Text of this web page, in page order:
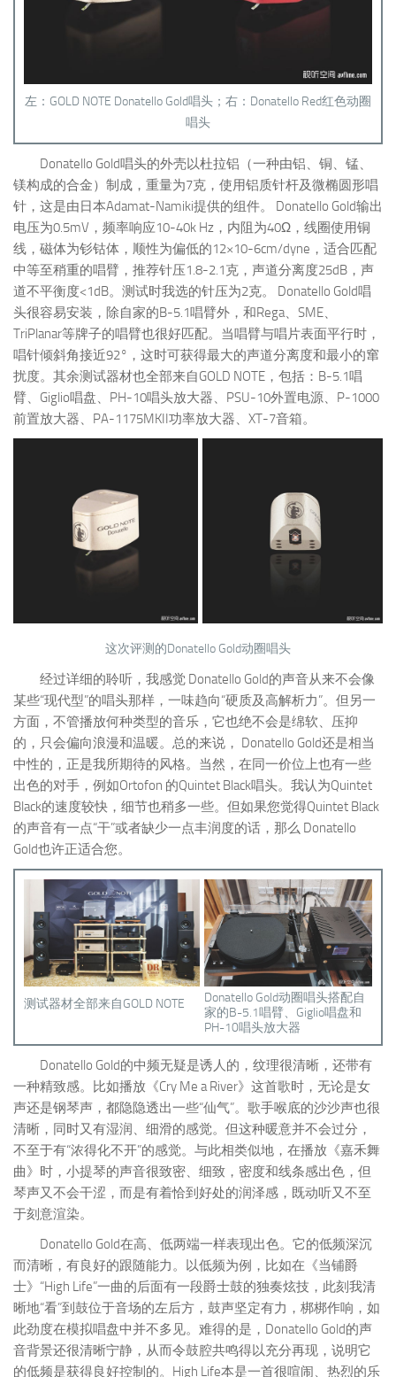
左：GOLD NOTE Donatello Gold唱头；右：Donatello Red红色动圈
唱头
Donatello Gold唱头的外壳以杜拉铝（一种由铝、铜、锰、
镁构成的合金）制成，重量为7克，使用铝质针杆及微椭圆形唱
针，这是由日本Adamat-Namiki提供的组件。 Donatello Gold输出
电压为0.5mV，频率响应10-40k Hz，内阻为40Ω，线圈使用铜
线，磁体为钐钴体，顺性为偏低的12×10-6cm/dyne，适合匹配
中等至稍重的唱臂，推荐针压1.8-2.1克，声道分离度25dB，声
道不平衡度<1dB。测试时我选的针压为2克。 Donatello Gold唱
头很容易安装，除自家的B-5.1唱臂外，和Rega、SME、
TriPlanar等牌子的唱臂也很好匹配。当唱臂与唱片表面平行时，
唱针倾斜角接近92°，这时可获得最大的声道分离度和最小的窜
扰度。其余测试器材也全部来自GOLD NOTE，包括：B-5.1唱
臂、Giglio唱盘、PH-10唱头放大器、PSU-10外置电源、P-1000
前置放大器、PA-1175MKII功率放大器、XT-7音箱。
这次评测的Donatello Gold动圈唱头
经过详细的聆听，我感觉 Donatello Gold的声音从来不会像
某些“现代型”的唱头那样，一味趋向“硬质及高解析力”。但另一
方面，不管播放何种类型的音乐，它也绝不会是绵软、压抑
的，只会偏向浪漫和温暖。总的来说， Donatello Gold还是相当
中性的，正是我所期待的风格。当然，在同一价位上也有一些
出色的对手，例如Ortofon 的Quintet Black唱头。我认为Quintet
Black的速度较快，细节也稍多一些。但如果您觉得Quintet Black
的声音有一点“干”或者缺少一点丰润度的话，那么 Donatello
Gold也许正适合您。
测试器材全部来自GOLD NOTE
Donatello Gold动圈唱头搭配自
家的B-5.1唱臂、Giglio唱盘和
PH-10唱头放大器
Donatello Gold的中频无疑是诱人的，纹理很清晰，还带有
一种精致感。比如播放《Cry Me a River》这首歌时，无论是女
声还是钢琴声，都隐隐透出一些“仙气”。歌手喉底的沙沙声也很
清晰，同时又有湿润、细滑的感觉。但这种暖意并不会过分，
不至于有“浓得化不开”的感觉。与此相类似地，在播放《嘉禾舞
曲》时，小提琴的声音很致密、细致，密度和线条感出色，但
琴声又不会干涩，而是有着恰到好处的润泽感，既动听又不至
于刻意渲染。
Donatello Gold在高、低两端一样表现出色。它的低频深沉
而清晰，有良好的跟随能力。以低频为例，比如在《当铺爵
士》“High Life”一曲的后面有一段爵士鼓的独奏炫技，此刻我清
晰地“看”到鼓位于音场的左后方，鼓声坚定有力，梆梆作响，如
此劲度在模拟唱盘中并不多见。难得的是，Donatello Gold的声
音背景还很清晰宁静，从而令鼓腔共鸣得以充分再现，说明它
的低频是获得良好控制的。High Life本是一首很喧闹、热烈的乐